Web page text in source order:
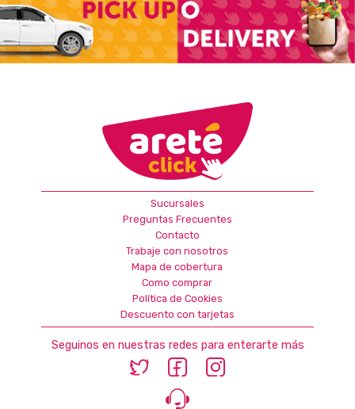
Sucursales
Preguntas Frecuentes
Contacto
Trabaje con nosotros
Mapa de cobertura
Como comprar
Política de Cookies
Descuento con tarjetas
Seguinos en nuestras redes para enterarte más